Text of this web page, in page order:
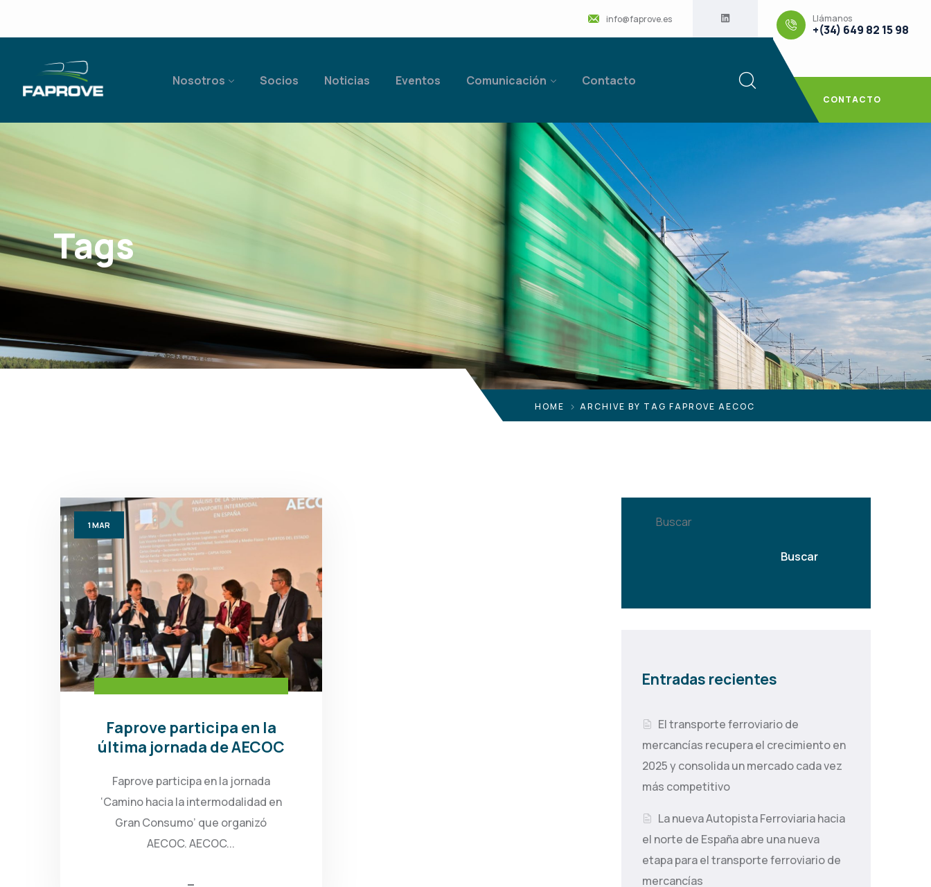
info@faprove.es Llámanos
+(34) 649 82 15 98
Nosotros Socios Noticias Eventos Comunicación Contacto
CONTACTO
Tags
HOME ARCHIVE BY TAG FAPROVE AECOC
1MAR
Faprove participa en la
última jornada de AECOC
Faprove participa en la jornada
‘Camino hacia la intermodalidad en
Gran Consumo’ que organizó
AECOC. AECOC...
Buscar
Buscar
Entradas recientes
El transporte ferroviario de
mercancías recupera el crecimiento en
2025 y consolida un mercado cada vez
más competitivo
La nueva Autopista Ferroviaria hacia
el norte de España abre una nueva
etapa para el transporte ferroviario de
mercancías